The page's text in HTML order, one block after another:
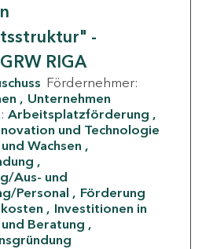
-
RIGA
Fördernehmer:
Unternehmen
Arbeitsplatzförderung
und Technologie
Wachsen
Aus- und
Personal
Förderung
Investitionen in
Beratung